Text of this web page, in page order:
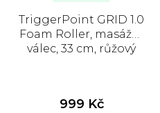
TriggerPoint GRID 1.0
Foam Roller, masážní
válec, 33 cm, růžový
999 Kč